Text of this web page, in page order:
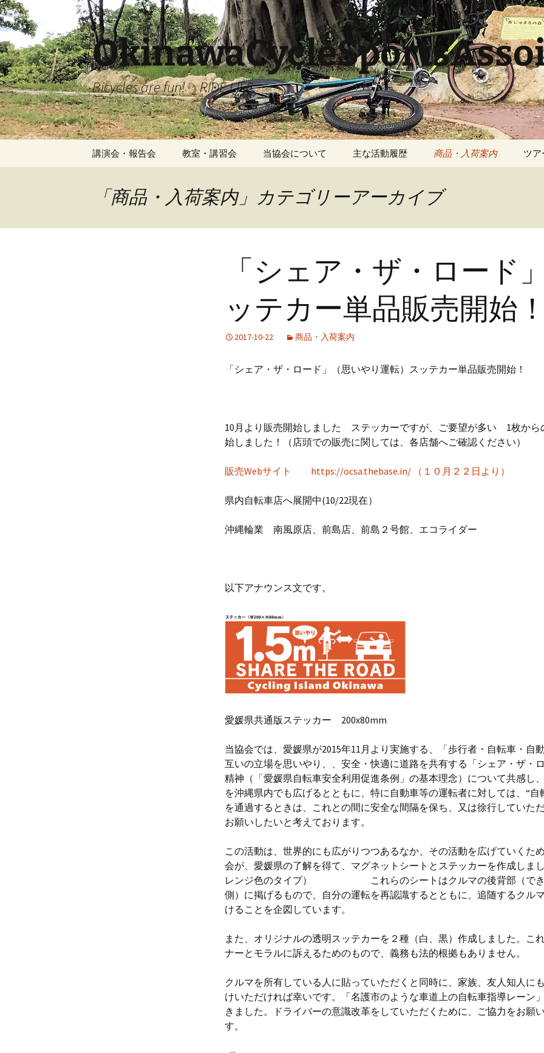
コ
ン
ン
ツ
へ
ス
キ
ッ
プ
Bicycles are fun! RIDE LIFE
講演会・報告会 教室・講習会 当協会について 主な活動履歴 商品・入荷案内 ツ
「商品・入荷案内」カテゴリーアーカイブ
「シェア・ザ・ロード
ッテカー単品販売開始！
2017-10-22 商品・入荷案内
「シェア・ザ・ロード」（思いやり運転）スッテカー単品販売開始！
10月より販売開始しました ステッカーですが、ご要望が多い 1枚から
始しました！（店頭での販売に関しては、各店舗へご確認ください）
販売Webサイト https://ocsa.thebase.in/ （１０月２２日より）
県内自転車店へ展開中(10/22現在）
沖縄輪業 南風原店、前島店、前島２号館、エコライダー
以下アナウンス文です。
愛媛県共通版ステッカー 200x80mm
当協会では、愛媛県が2015年11月より実施する、「歩行者・自転車・自
互いの立場を思いやり、、安全・快適に道路を共有する「シェア・ザ・
精神（「愛媛県自転車安全利用促進条例」の基本理念）について共感し
を沖縄県内でも広げるとともに、特に自動車等の運転者に対しては、“自
を通過するときは、これとの間に安全な間隔を保ち、又は徐行していただ
お願いしたいと考えております。
この活動は、世界的にも広がりつつあるなか、その活動を広げていくた
会が、愛媛県の了解を得て、マグネットシートとステッカーを作成しま
レンジ色のタイプ） これらのシートはクルマの後背部（でき
側）に掲げるもので、自分の運転を再認識するとともに、追随するクル
けることを企図しています。
また、オリジナルの透明スッテカーを２種（白、黒）作成しました。こ
ナーとモラルに訴えるためのもので、義務も法的根拠もありません。
クルマを所有している人に貼っていただくと同時に、家族、友人知人に
けいただければ幸いです。「名護市のような車道上の自転車指導レーン
きました。ドライバーの意識改革をしていただくために、ご協力をお願
す。